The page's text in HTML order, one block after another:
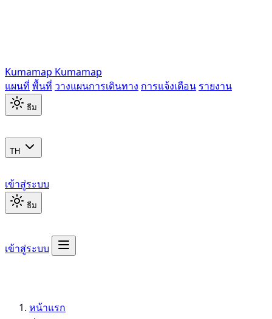
Kumamap Kumamap
แผนที่ พื้นที่ วางแผนการเดินทาง การแจ้งเตือน รายงาน
ธีม
TH
เข้าสู่ระบบ
ธีม
เข้าสู่ระบบ
หน้าแรก